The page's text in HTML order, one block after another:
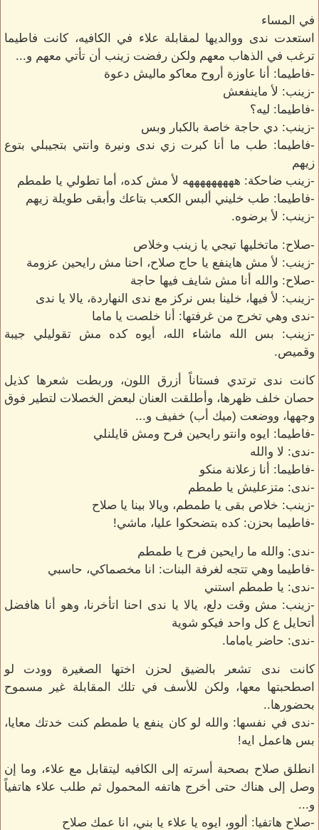
في المساء
استعدت ندى ووالديها لمقابلة علاء في الكافيه، كانت فاطيما
ترغب في الذهاب معهم ولكن رفضت زينب أن تأتي معهم و...
-فاطيما: أنا عاوزة أروح معاكو ماليش دعوة
-زينب: لأ ماينفعش
-فاطيما: ليه؟
-زينب: دي حاجة خاصة بالكبار وبس
-فاطيما: طب ما أنا كبرت زي ندى ونيرة وانتي بتجيبلي بتوع
زيهم
-زينب ضاحكة: هههههههههه لأ مش كده، أما تطولي يا طمطم
-فاطيما: طب خليني ألبس الكعب بتاعك وأبقى طويلة زيهم
-زينب: لأ برضوه.
-صلاح: ماتخليها تيجي يا زينب وخلاص
-زينب: لأ مش هاينفع يا حاج صلاح، احنا مش رايحين عزومة
-صلاح: والله أنا مش شايف فيها حاجة
-زينب: لأ فيها، خلينا بس نركز مع ندى النهاردة، يالا يا ندى
-ندى وهي تخرج من غرفتها: أنا خلصت يا ماما
-زينب: بس الله ماشاء الله، أيوه كده مش تقوليلي جيبة
وقميص.
كانت ندى ترتدي فستاناً أزرق اللون، وربطت شعرها كذيل
حصان خلف ظهرها، وأطلقت العنان لبعض الخصلات لتطير فوق
وجهها، ووضعت (ميك أب) خفيف و...
-فاطيما: ايوه وانتو رايحين فرح ومش قايلنلي
-ندى: لا والله
-فاطيما: أنا زعلانة منكو
-ندى: متزعليش يا طمطم
-زينب: خلاص بقى يا طمطم، ويالا بينا يا صلاح
-فاطيما بحزن: كده بتضحكوا عليا، ماشي!
-ندى: والله ما رايحين فرح يا طمطم
-فاطيما وهي تتجه لغرفة البنات: انا مخصماكي، حاسبي
-ندى: يا طمطم استني
-زينب: مش وقت دلع، يالا يا ندى احنا اتأخرنا، وهو أنا هافضل
أتحايل ع كل واحد فيكو شوية
-ندى: حاضر ياماما.
كانت ندى تشعر بالضيق لحزن اختها الصغيرة وودت لو
اصطحبتها معها، ولكن للأسف في تلك المقابلة غير مسموح
بحضورها..
-ندى في نفسها: والله لو كان ينفع يا طمطم كنت خدتك معايا،
بس هاعمل ايه!
انطلق صلاح بصحبة أسرته إلى الكافيه ليتقابل مع علاء، وما إن
وصل إلى هناك حتى أخرج هاتفه المحمول ثم طلب علاء هاتفياً
و...
-صلاح هاتفيا: ألوو، ايوه يا علاء يا بني، انا عمك صلاح